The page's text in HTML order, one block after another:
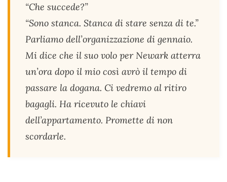
“Che succede?”
“Sono stanca. Stanca di stare senza di te.”
Parliamo dell’organizzazione di gennaio.
Mi dice che il suo volo per Newark atterra
un’ora dopo il mio così avrò il tempo di
passare la dogana. Ci vedremo al ritiro
bagagli. Ha ricevuto le chiavi
dell’appartamento. Promette di non
scordarle.